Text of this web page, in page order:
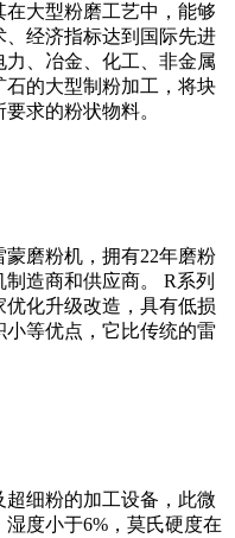
大型粉磨工艺中，能够
经济指标达到国际先进
、冶金、化工、非金属
的大型制粉加工，将块
求的粉状物料。
磨粉机，拥有22年磨粉
造商和供应商。 R系列
化升级改造，具有低损
等优点，它比传统的雷
细粉的加工设备，此微
度小于6%，莫氏硬度在